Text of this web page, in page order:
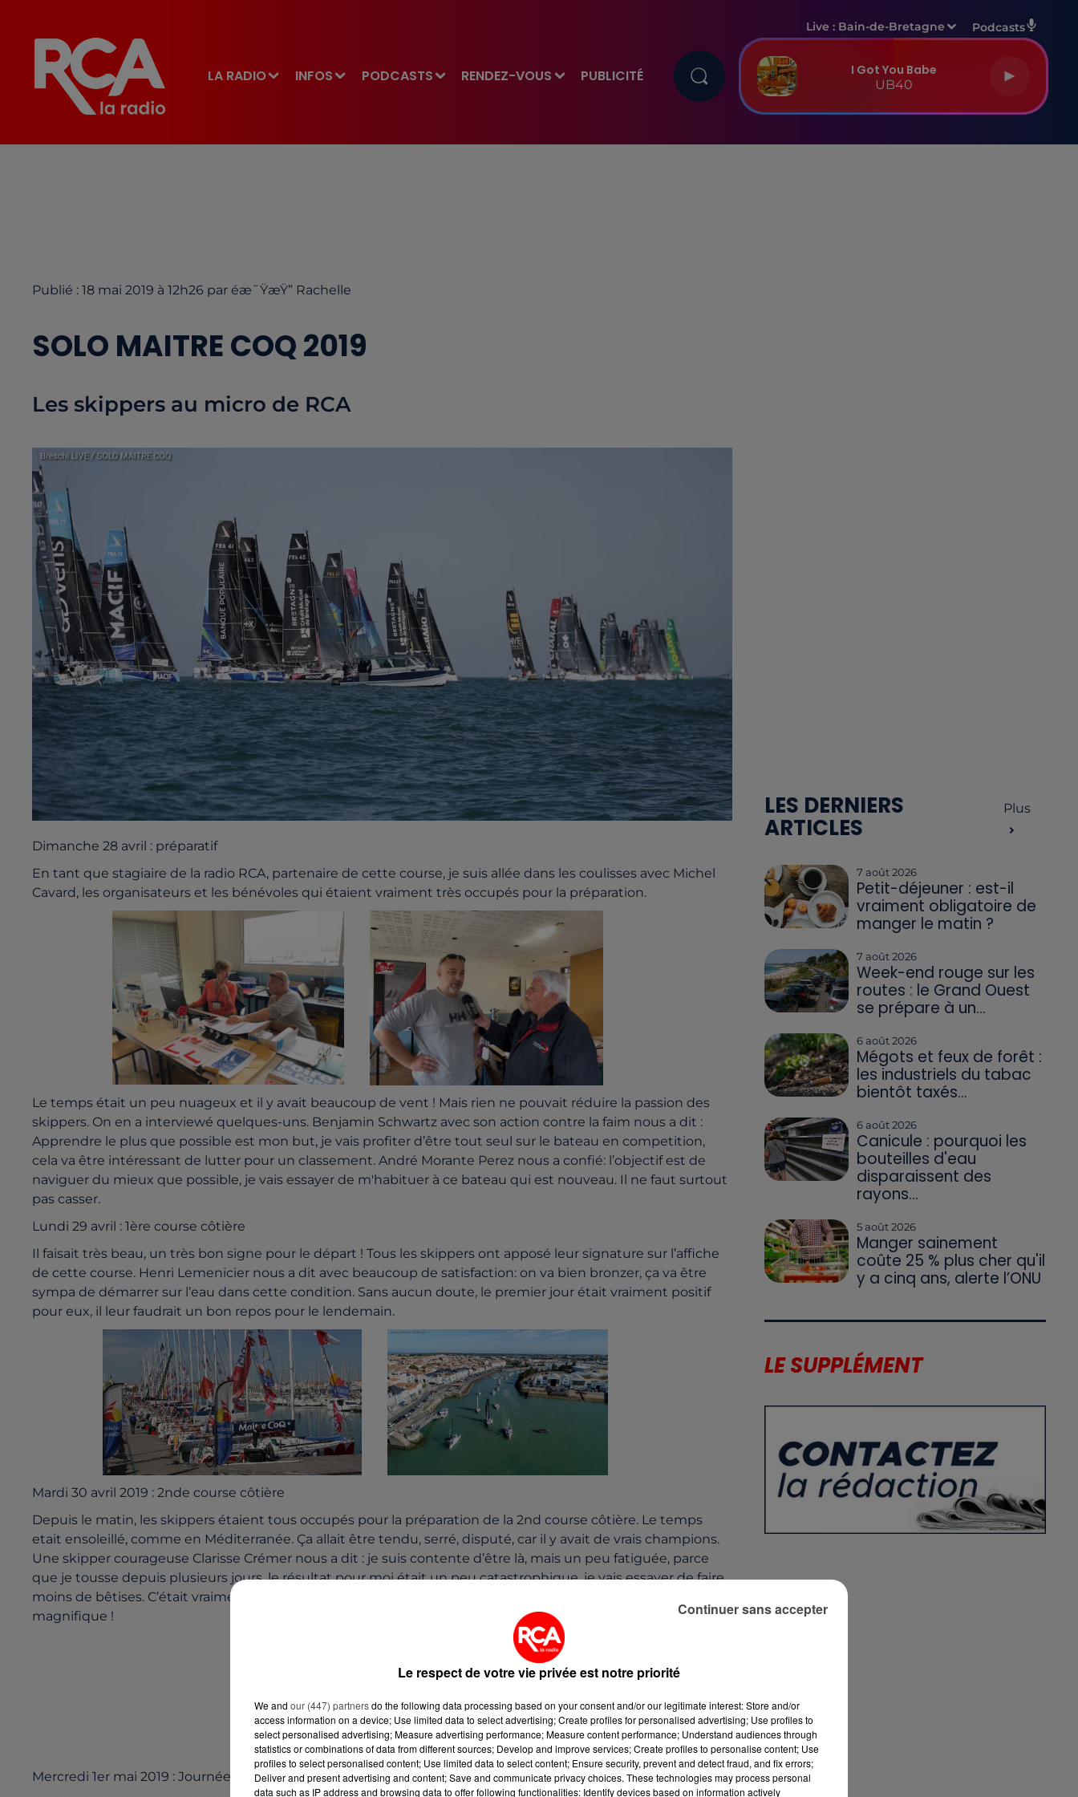
LA RADIO INFOS PODCASTS RENDEZ-VOUS PUBLICITÉ
Live : Bain-de-Bretagne Podcasts
I Got You Babe
UB40
Publié : 18 mai 2019 à 12h26 par é­æ˜ŸæŸ” Rachelle
SOLO MAITRE COQ 2019
Les skippers au micro de RCA
Dimanche 28 avril : préparatif
En tant que stagiaire de la radio RCA, partenaire de cette course, je suis allée dans les coulisses avec Michel
Cavard, les organisateurs et les bénévoles qui étaient vraiment très occupés pour la préparation.
Le temps était un peu nuageux et il y avait beaucoup de vent ! Mais rien ne pouvait réduire la passion des
skippers. On en a interviewé quelques-uns. Benjamin Schwartz avec son action contre la faim nous a dit :
Apprendre le plus que possible est mon but, je vais profiter d’être tout seul sur le bateau en competition,
cela va être intéressant de lutter pour un classement. André Morante Perez nous a confié: l’objectif est de
naviguer du mieux que possible, je vais essayer de m'habituer à ce bateau qui est nouveau. Il ne faut surtout
pas casser.
Lundi 29 avril : 1ère course côtière
Il faisait très beau, un très bon signe pour le départ ! Tous les skippers ont apposé leur signature sur l’affiche
de cette course. Henri Lemenicier nous a dit avec beaucoup de satisfaction: on va bien bronzer, ça va être
sympa de démarrer sur l’eau dans cette condition. Sans aucun doute, le premier jour était vraiment positif
pour eux, il leur faudrait un bon repos pour le lendemain.
Mardi 30 avril 2019 : 2nde course côtière
Depuis le matin, les skippers étaient tous occupés pour la préparation de la 2nd course côtière. Le temps
etait ensoleillé, comme en Méditerranée. Ça allait être tendu, serré, disputé, car il y avait de vrais champions.
Une skipper courageuse Clarisse Crémer nous a dit : je suis contente d’être là, mais un peu fatiguée, parce
que je tousse depuis plusieurs jours, le résultat pour moi était un peu catastrophique, je vais essayer de faire
moins de bêtises. C’était vraiment un spectacle de voir tous les grand bateaux en mer! Absolument
magnifique !
Mercredi 1er mai 2019 : Journée de repos.
LES DERNIERS
ARTICLES
Plus
7 août 2026
Petit-déjeuner : est-il
vraiment obligatoire de
manger le matin ?
7 août 2026
Week-end rouge sur les
routes : le Grand Ouest
se prépare à un...
6 août 2026
Mégots et feux de forêt :
les industriels du tabac
bientôt taxés...
6 août 2026
Canicule : pourquoi les
bouteilles d'eau
disparaissent des
rayons...
5 août 2026
Manger sainement
coûte 25 % plus cher qu'il
y a cinq ans, alerte l’ONU
LE SUPPLÉMENT
Le respect de votre vie privée est notre priorité
We and our (447) partnersdo the following data processing based on your consent and/or our legitimate interest: Store and/or
access information on a device; Use limited data to select advertising; Create profiles for personalised advertising; Use profiles to
select personalised advertising; Measure advertising performance; Measure content performance; Understand audiences through
statistics or combinations of data from different sources; Develop and improve services; Create profiles to personalise content; Use
profiles to select personalised content; Use limited data to select content; Ensure security, prevent and detect fraud, and fix errors;
Deliver and present advertising and content; Save and communicate privacy choices. These technologies may process personal
data such as IP address and browsing data to offer following functionalities: Identify devices based on information actively
Continuer sans accepter